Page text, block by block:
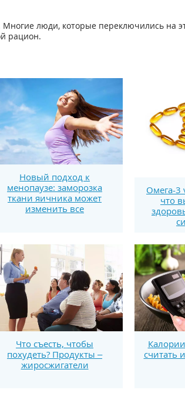
люди, которые переключились на
рацион.
Новый подход к
менопаузе: заморозка
ткани яичника может
изменить все
Омега-3
что
Что съесть, чтобы
похудеть? Продукты –
жиросжигатели
считать